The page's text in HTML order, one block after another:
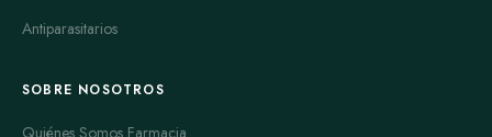
Antiparasitarios
SOBRE NOSOTROS
Quiénes Somos Farmacia